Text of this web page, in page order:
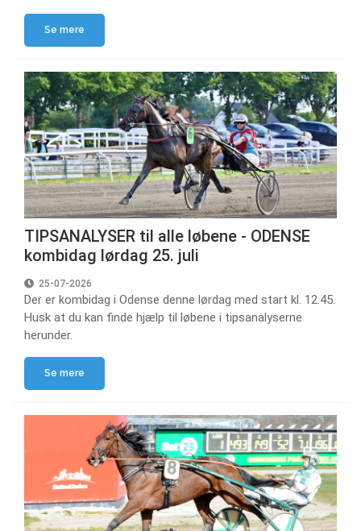
Se mere
TIPSANALYSER til alle løbene - ODENSE
kombidag lørdag 25. juli
25-07-2026
Der er kombidag i Odense denne lørdag med start kl. 12.45.
Husk at du kan finde hjælp til løbene i tipsanalyserne
herunder.
Se mere